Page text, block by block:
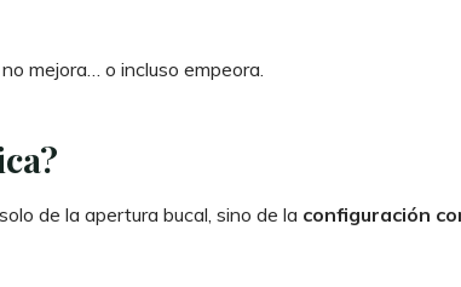
mejora… o incluso empeora.
de la apertura bucal, sino de la configuración